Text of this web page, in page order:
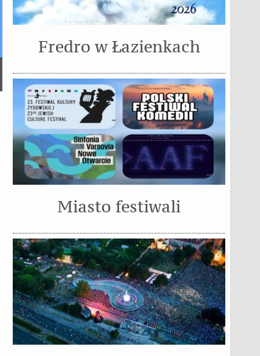
Fredro w Łazienkach
Miasto festiwali